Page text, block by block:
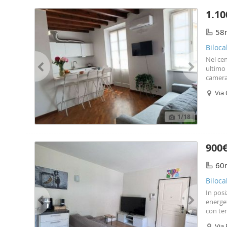
1/18
Nel
ultimo
Via
In
con